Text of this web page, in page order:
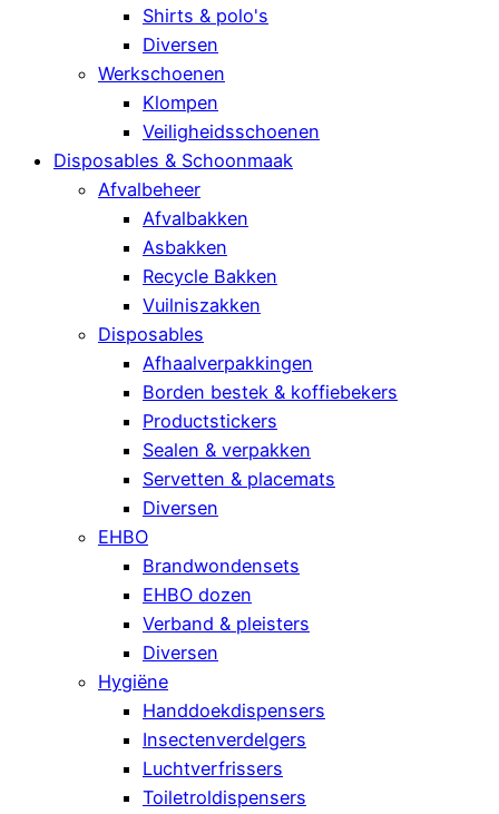
Shirts & polo's
Diversen
Werkschoenen
Klompen
Veiligheidsschoenen
Disposables & Schoonmaak
Afvalbeheer
Afvalbakken
Asbakken
Recycle Bakken
Vuilniszakken
Disposables
Afhaalverpakkingen
Borden bestek & koffiebekers
Productstickers
Sealen & verpakken
Servetten & placemats
Diversen
EHBO
Brandwondensets
EHBO dozen
Verband & pleisters
Diversen
Hygiëne
Handdoekdispensers
Insectenverdelgers
Luchtverfrissers
Toiletroldispensers